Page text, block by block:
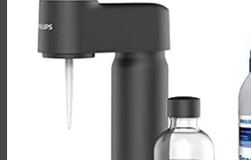
sicura direttamente dal
La nostra tecnologia offre
domestica a Castelnovo
acqua del rubinetto
sostanze nocive come